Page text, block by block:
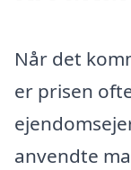
Når det
er prisen
anvendte